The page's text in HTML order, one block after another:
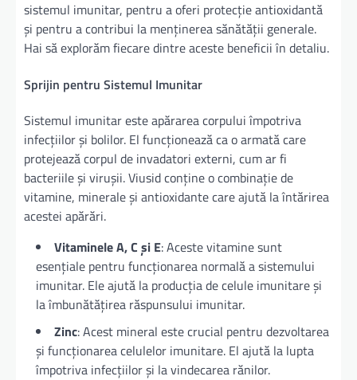
sistemul imunitar, pentru a oferi protecție antioxidantă
și pentru a contribui la menținerea sănătății generale.
Hai să explorăm fiecare dintre aceste beneficii în detaliu.
Sprijin pentru Sistemul Imunitar
Sistemul imunitar este apărarea corpului împotriva
infecțiilor și bolilor. El funcționează ca o armată care
protejează corpul de invadatori externi, cum ar fi
bacteriile și virușii. Viusid conține o combinație de
vitamine, minerale și antioxidante care ajută la întărirea
acestei apărări.
Vitaminele A, C și E: Aceste vitamine sunt
esențiale pentru funcționarea normală a sistemului
imunitar. Ele ajută la producția de celule imunitare și
la îmbunătățirea răspunsului imunitar.
Zinc: Acest mineral este crucial pentru dezvoltarea
și funcționarea celulelor imunitare. El ajută la lupta
împotriva infecțiilor și la vindecarea rănilor.